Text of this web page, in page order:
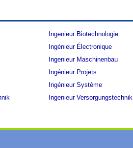
Ingenieur Biotechnologie
Ingénieur Électronique
Ingenieur Maschinenbau
Ingénieur Projets
Ingénieur Système
Ingenieur Versorgungstechnik